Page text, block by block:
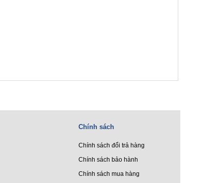
Chính sách
Chính sách đổi trả hàng
Chính sách bảo hành
Chính sách mua hàng